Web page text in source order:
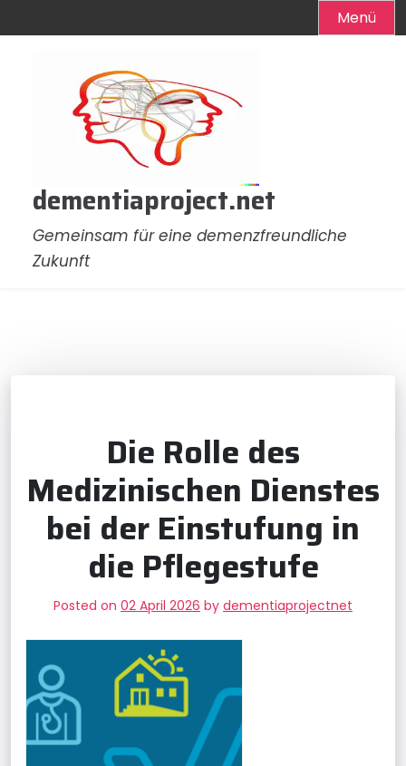
Menü
dementiaproject.net
Gemeinsam für eine demenzfreundliche
Zukunft
Die Rolle des
Medizinischen Dienstes
bei der Einstufung in
die Pflegestufe
Posted on 02 April 2026 by dementiaprojectnet